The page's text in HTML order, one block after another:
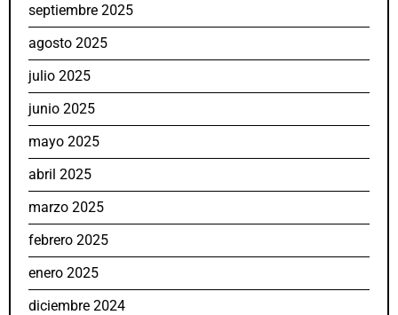
septiembre 2025
agosto 2025
julio 2025
junio 2025
mayo 2025
abril 2025
marzo 2025
febrero 2025
enero 2025
diciembre 2024